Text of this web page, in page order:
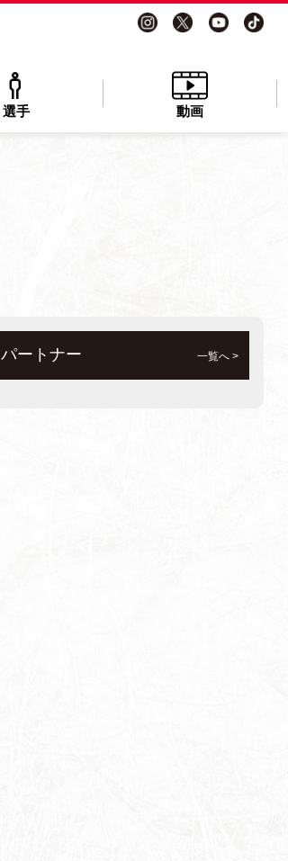
選手 動画
パートナー 一覧へ >